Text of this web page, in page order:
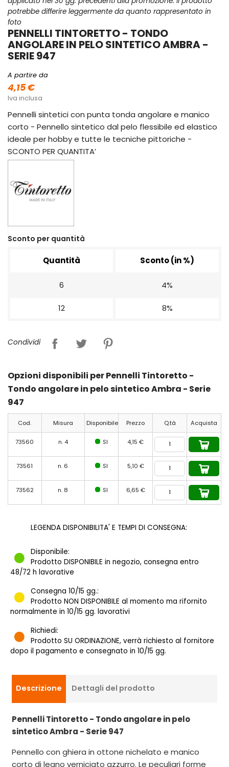
potrebbe differire leggermente da quanto rappresentato in
foto
PENNELLI TINTORETTO - TONDO
ANGOLARE IN PELO SINTETICO AMBRA -
SERIE 947
A partire da
4,15 €
Iva inclusa
Pennelli sintetici con punta tonda angolare e manico
corto - Pennello sintetico dal pelo flessibile ed elastico
ideale per hobby e tutte le tecniche pittoriche -
SCONTO PER QUANTITA’
Sconto per quantità
Quantità Sconto (in %)
6 4%
12 8%
Condividi
Opzioni disponibili per Pennelli Tintoretto -
Tondo angolare in pelo sintetico Ambra - Serie
947
Cod. Misura Disponibile Prezzo Q.tà Acquista
73560 n. 4 SI 4,15 €
73561 n. 6 SI 5,10 €
73562 n. 8 SI 6,65 €
LEGENDA DISPONIBILITA' E TEMPI DI CONSEGNA:
Disponibile:
Prodotto DISPONIBILE in negozio, consegna entro
48/72 h lavorative
Consegna 10/15 gg.:
Prodotto NON DISPONIBILE al momento ma rifornito
normalmente in 10/15 gg. lavorativi
Richiedi:
Prodotto SU ORDINAZIONE, verrà richiesto al fornitore
dopo il pagamento e consegnato in 10/15 gg.
Descrizione Dettagli del prodotto
Pennelli Tintoretto - Tondo angolare in pelo
sintetico Ambra - Serie 947
Pennello con ghiera in ottone nichelato e manico
corto di legno verniciato azzurro. Le peculiari forme